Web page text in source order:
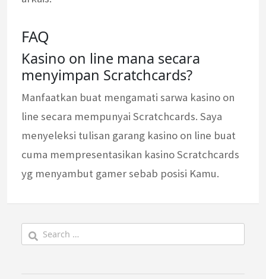
FAQ
Kasino on line mana secara
menyimpan Scratchcards?
Manfaatkan buat mengamati sarwa kasino on
line secara mempunyai Scratchcards. Saya
menyeleksi tulisan garang kasino on line buat
cuma mempresentasikan kasino Scratchcards
yg menyambut gamer sebab posisi Kamu.
for: